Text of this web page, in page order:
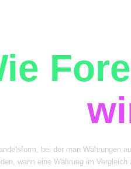
bei der man
wann eine Währung im